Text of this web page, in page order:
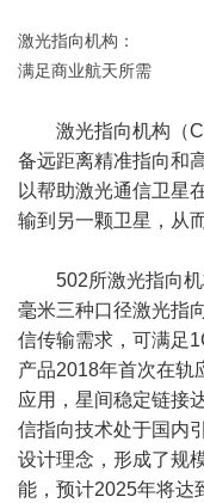
激光指向机构：
满足商业航天所需
激光指向机构（
备远距离精准指向和
以帮助激光通信卫星
输到另一颗卫星，从
502所激光指向
毫米三种口径激光指
信传输需求，可满足
产品2018年首次在轨
应用，星间稳定链接
信指向技术处于国内
设计理念，形成了规
能，预计2025年将达